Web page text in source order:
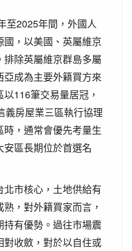
至2025年間，外國人
，以美國、英屬維京
除英屬維京群島多屬
成為主要外籍買方來
116筆交易量居冠，
義房屋業三區執行協理
，通常會優先考量生
區長期位於首選名
市核心，土地供給有
，對外籍買家而言，
有優勢。過往市場震
收斂，對於以自住或